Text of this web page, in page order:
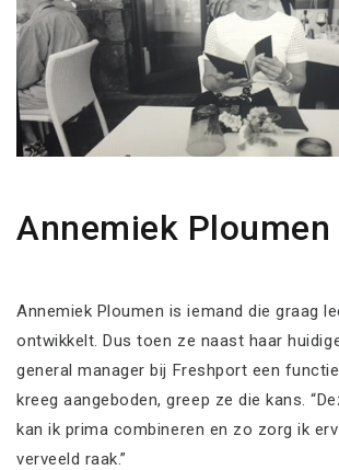
Annemiek Ploumen
Annemiek Ploumen is iemand die graag
ontwikkelt. Dus toen ze naast haar
general manager bij Freshport een
kreeg aangeboden, greep ze die kans.
kan ik prima combineren en zo zorg ik
verveeld raak.”